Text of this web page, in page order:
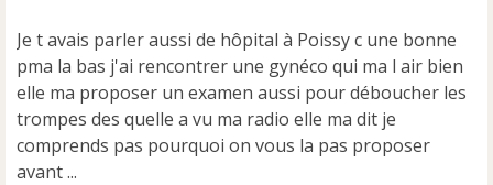
Je t avais parler aussi de hôpital à Poissy c une bonne
pma la bas j'ai rencontrer une gynéco qui ma l air bien
elle ma proposer un examen aussi pour déboucher les
trompes des quelle a vu ma radio elle ma dit je
comprends pas pourquoi on vous la pas proposer
avant ...